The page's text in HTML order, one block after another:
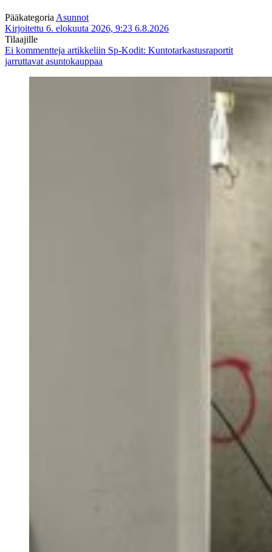
Pääkategoria Asunnot
Kirjoitettu 6. elokuuta 2026, 9:23 6.8.2026
Tilaajille
Ei kommentteja artikkeliin Sp-Kodit: Kuntotarkastusraportit
jarruttavat asuntokauppaa